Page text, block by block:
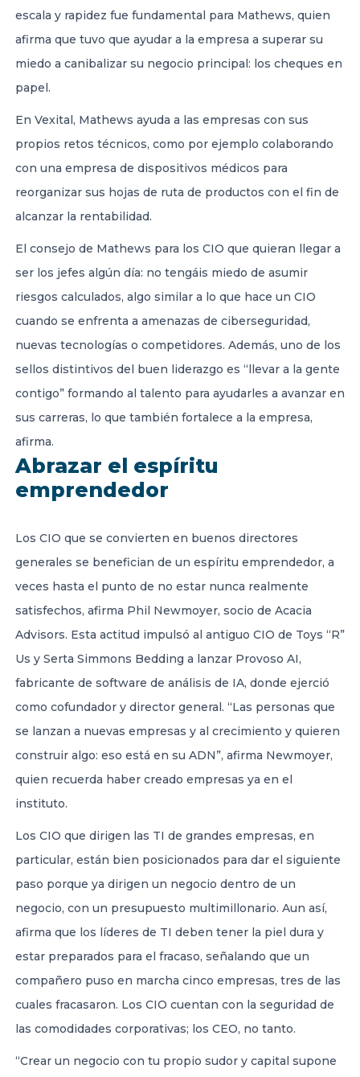
escala y rapidez fue fundamental para Mathews, quien
afirma que tuvo que ayudar a la empresa a superar su
miedo a canibalizar su negocio principal: los cheques en
papel.
En Vexital, Mathews ayuda a las empresas con sus
propios retos técnicos, como por ejemplo colaborando
con una empresa de dispositivos médicos para
reorganizar sus hojas de ruta de productos con el fin de
alcanzar la rentabilidad.
El consejo de Mathews para los CIO que quieran llegar a
ser los jefes algún día: no tengáis miedo de asumir
riesgos calculados, algo similar a lo que hace un CIO
cuando se enfrenta a amenazas de ciberseguridad,
nuevas tecnologías o competidores. Además, uno de los
sellos distintivos del buen liderazgo es “llevar a la gente
contigo” formando al talento para ayudarles a avanzar en
sus carreras, lo que también fortalece a la empresa,
afirma.
Abrazar el espíritu
emprendedor
Los CIO que se convierten en buenos directores
generales se benefician de un espíritu emprendedor, a
veces hasta el punto de no estar nunca realmente
satisfechos, afirma Phil Newmoyer, socio de Acacia
Advisors. Esta actitud impulsó al antiguo CIO de Toys “R”
Us y Serta Simmons Bedding a lanzar Provoso AI,
fabricante de software de análisis de IA, donde ejerció
como cofundador y director general. “Las personas que
se lanzan a nuevas empresas y al crecimiento y quieren
construir algo: eso está en su ADN”, afirma Newmoyer,
quien recuerda haber creado empresas ya en el
instituto.
Los CIO que dirigen las TI de grandes empresas, en
particular, están bien posicionados para dar el siguiente
paso porque ya dirigen un negocio dentro de un
negocio, con un presupuesto multimillonario. Aun así,
afirma que los líderes de TI deben tener la piel dura y
estar preparados para el fracaso, señalando que un
compañero puso en marcha cinco empresas, tres de las
cuales fracasaron. Los CIO cuentan con la seguridad de
las comodidades corporativas; los CEO, no tanto.
“Crear un negocio con tu propio sudor y capital supone